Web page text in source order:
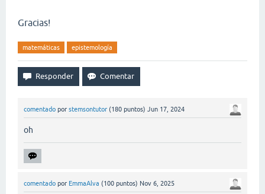
Gracias!
matemáticas epistemología
comentado por stemsontutor (180 puntos) Jun 17, 2024
oh
comentado por EmmaAlva (100 puntos) Nov 6, 2025